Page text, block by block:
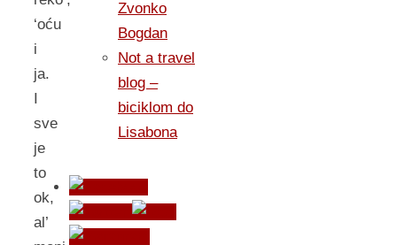
‘oću
i
ja.
I
sve
je
to
ok,
al’
Zvonko
Bogdan
Not a travel
blog –
biciklom do
Lisabona